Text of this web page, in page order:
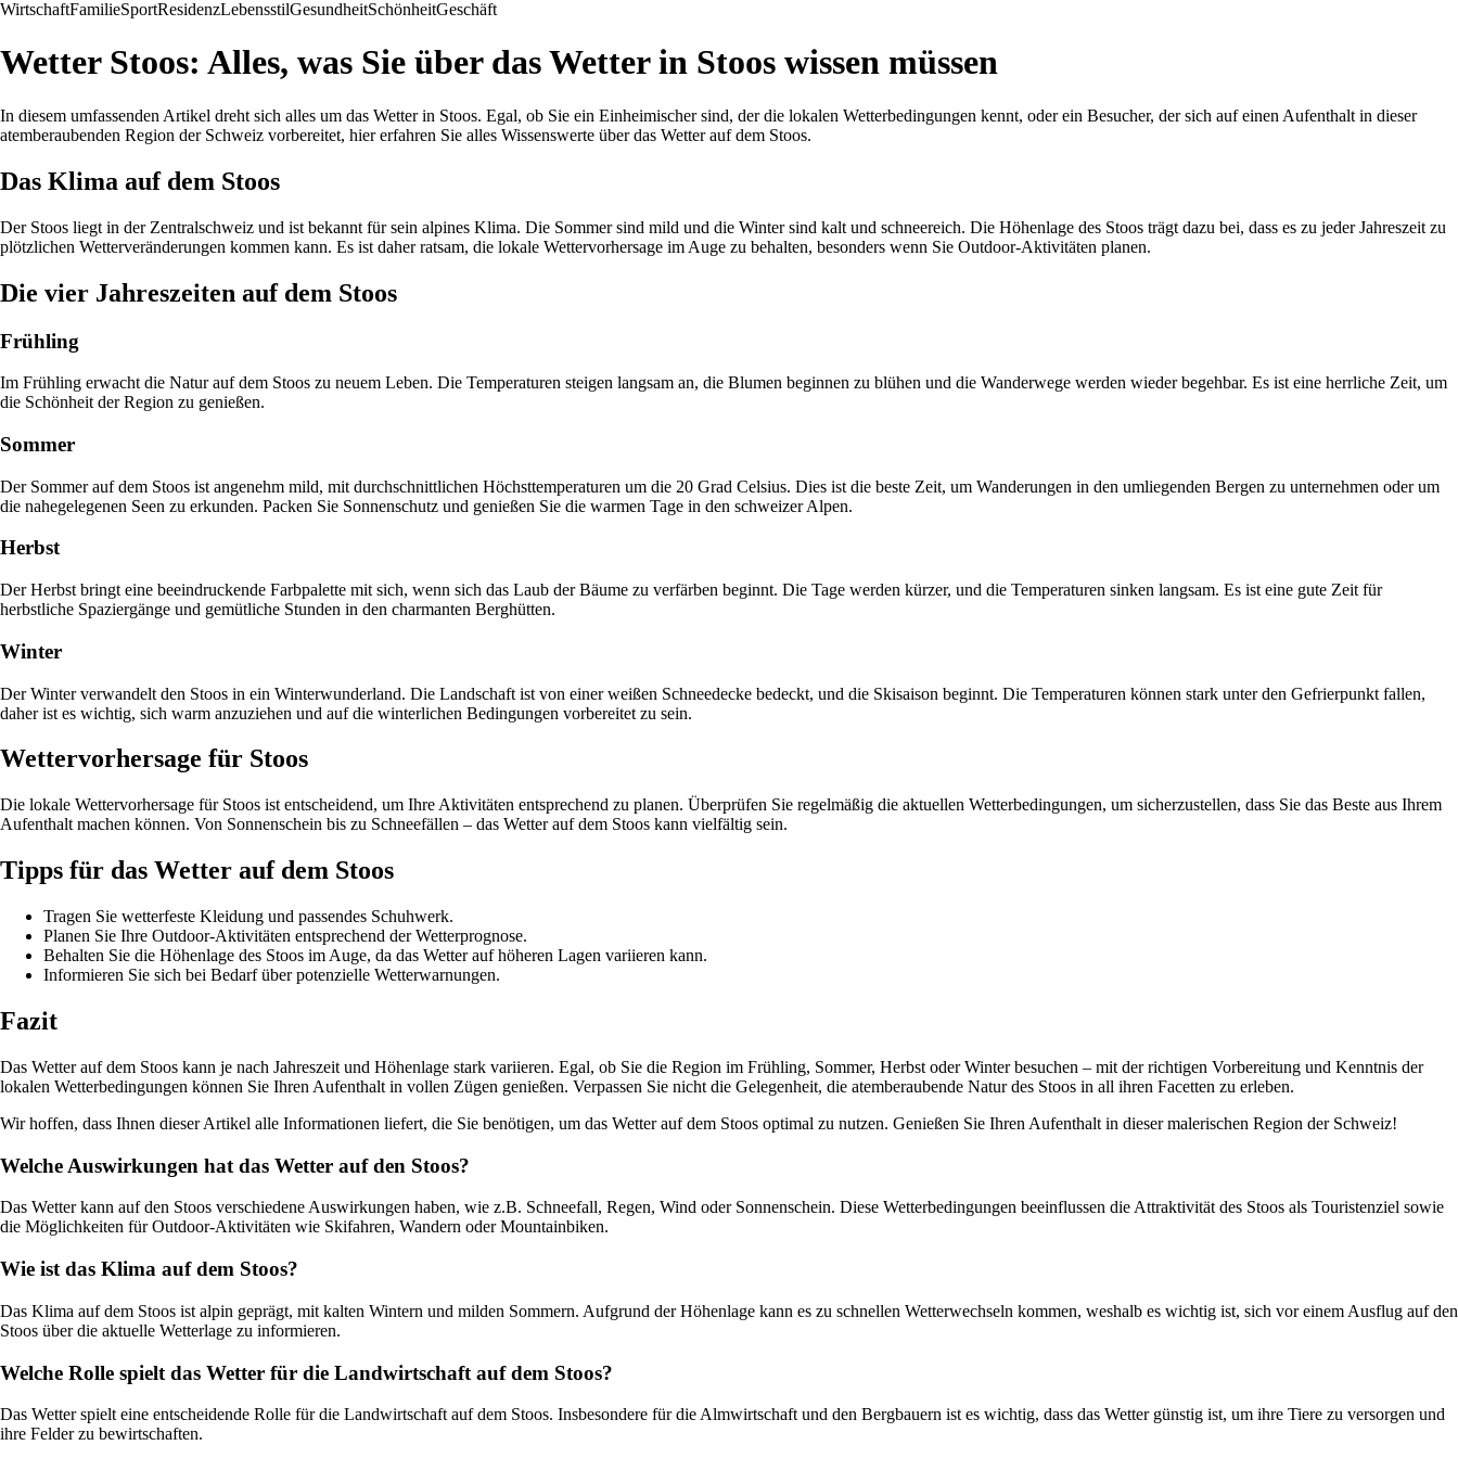
WirtschaftFamilieSportResidenzLebensstilGesundheitSchönheitGeschäft
Wetter Stoos: Alles, was Sie über das Wetter in Stoos wissen müssen
In diesem umfassenden Artikel dreht sich alles um das Wetter in Stoos. Egal, ob Sie ein Einheimischer sind, der die lokalen Wetterbedingungen kennt, oder ein Besucher, der sich auf einen Aufenthalt in dieser
atemberaubenden Region der Schweiz vorbereitet, hier erfahren Sie alles Wissenswerte über das Wetter auf dem Stoos.
Das Klima auf dem Stoos
Der Stoos liegt in der Zentralschweiz und ist bekannt für sein alpines Klima. Die Sommer sind mild und die Winter sind kalt und schneereich. Die Höhenlage des Stoos trägt dazu bei, dass es zu jeder Jahreszeit zu
plötzlichen Wetterveränderungen kommen kann. Es ist daher ratsam, die lokale Wettervorhersage im Auge zu behalten, besonders wenn Sie Outdoor-Aktivitäten planen.
Die vier Jahreszeiten auf dem Stoos
Frühling
Im Frühling erwacht die Natur auf dem Stoos zu neuem Leben. Die Temperaturen steigen langsam an, die Blumen beginnen zu blühen und die Wanderwege werden wieder begehbar. Es ist eine herrliche Zeit, um
die Schönheit der Region zu genießen.
Sommer
Der Sommer auf dem Stoos ist angenehm mild, mit durchschnittlichen Höchsttemperaturen um die 20 Grad Celsius. Dies ist die beste Zeit, um Wanderungen in den umliegenden Bergen zu unternehmen oder um
die nahegelegenen Seen zu erkunden. Packen Sie Sonnenschutz und genießen Sie die warmen Tage in den schweizer Alpen.
Herbst
Der Herbst bringt eine beeindruckende Farbpalette mit sich, wenn sich das Laub der Bäume zu verfärben beginnt. Die Tage werden kürzer, und die Temperaturen sinken langsam. Es ist eine gute Zeit für
herbstliche Spaziergänge und gemütliche Stunden in den charmanten Berghütten.
Winter
Der Winter verwandelt den Stoos in ein Winterwunderland. Die Landschaft ist von einer weißen Schneedecke bedeckt, und die Skisaison beginnt. Die Temperaturen können stark unter den Gefrierpunkt fallen,
daher ist es wichtig, sich warm anzuziehen und auf die winterlichen Bedingungen vorbereitet zu sein.
Wettervorhersage für Stoos
Die lokale Wettervorhersage für Stoos ist entscheidend, um Ihre Aktivitäten entsprechend zu planen. Überprüfen Sie regelmäßig die aktuellen Wetterbedingungen, um sicherzustellen, dass Sie das Beste aus Ihrem
Aufenthalt machen können. Von Sonnenschein bis zu Schneefällen – das Wetter auf dem Stoos kann vielfältig sein.
Tipps für das Wetter auf dem Stoos
Tragen Sie wetterfeste Kleidung und passendes Schuhwerk.
Planen Sie Ihre Outdoor-Aktivitäten entsprechend der Wetterprognose.
Behalten Sie die Höhenlage des Stoos im Auge, da das Wetter auf höheren Lagen variieren kann.
Informieren Sie sich bei Bedarf über potenzielle Wetterwarnungen.
Fazit
Das Wetter auf dem Stoos kann je nach Jahreszeit und Höhenlage stark variieren. Egal, ob Sie die Region im Frühling, Sommer, Herbst oder Winter besuchen – mit der richtigen Vorbereitung und Kenntnis der
lokalen Wetterbedingungen können Sie Ihren Aufenthalt in vollen Zügen genießen. Verpassen Sie nicht die Gelegenheit, die atemberaubende Natur des Stoos in all ihren Facetten zu erleben.
Wir hoffen, dass Ihnen dieser Artikel alle Informationen liefert, die Sie benötigen, um das Wetter auf dem Stoos optimal zu nutzen. Genießen Sie Ihren Aufenthalt in dieser malerischen Region der Schweiz!
Welche Auswirkungen hat das Wetter auf den Stoos?
Das Wetter kann auf den Stoos verschiedene Auswirkungen haben, wie z.B. Schneefall, Regen, Wind oder Sonnenschein. Diese Wetterbedingungen beeinflussen die Attraktivität des Stoos als Touristenziel sowie
die Möglichkeiten für Outdoor-Aktivitäten wie Skifahren, Wandern oder Mountainbiken.
Wie ist das Klima auf dem Stoos?
Das Klima auf dem Stoos ist alpin geprägt, mit kalten Wintern und milden Sommern. Aufgrund der Höhenlage kann es zu schnellen Wetterwechseln kommen, weshalb es wichtig ist, sich vor einem Ausflug auf den
Stoos über die aktuelle Wetterlage zu informieren.
Welche Rolle spielt das Wetter für die Landwirtschaft auf dem Stoos?
Das Wetter spielt eine entscheidende Rolle für die Landwirtschaft auf dem Stoos. Insbesondere für die Almwirtschaft und den Bergbauern ist es wichtig, dass das Wetter günstig ist, um ihre Tiere zu versorgen und
ihre Felder zu bewirtschaften.